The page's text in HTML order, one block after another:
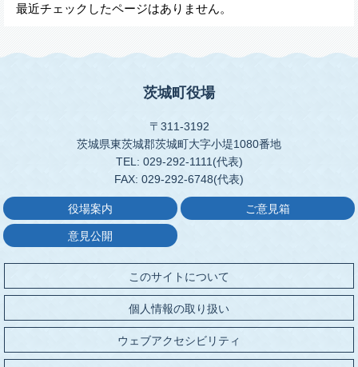
最近チェックしたページはありません。
茨城町役場
〒311-3192
茨城県東茨城郡茨城町大字小堤1080番地
TEL: 029-292-1111(代表)
FAX: 029-292-6748(代表)
役場案内 ご意見箱
意見公開
このサイトについて
個人情報の取り扱い
ウェブアクセシビリティ